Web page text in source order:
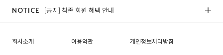
NOTICE [공지] 참존 회원 혜택 안내
회사소개 이용약관 개인정보처리방침